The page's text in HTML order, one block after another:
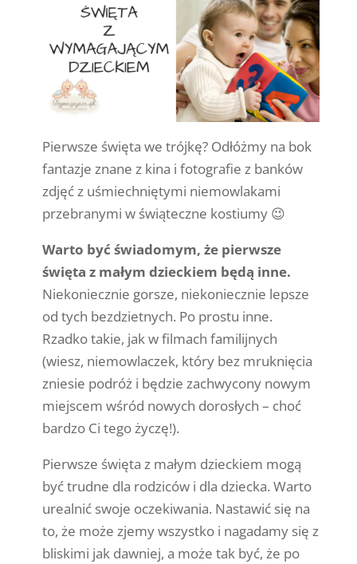
Pierwsze święta we trójkę? Odłóżmy na bok
fantazje znane z kina i fotografie z banków
zdjęć z uśmiechniętymi niemowlakami
przebranymi w świąteczne kostiumy 😉
Warto być świadomym, że pierwsze
święta z małym dzieckiem będą inne.
Niekoniecznie gorsze, niekoniecznie lepsze
od tych bezdzietnych. Po prostu inne.
Rzadko takie, jak w filmach familijnych
(wiesz, niemowlaczek, który bez mruknięcia
zniesie podróż i będzie zachwycony nowym
miejscem wśród nowych dorosłych – choć
bardzo Ci tego życzę!).
Pierwsze święta z małym dzieckiem mogą
być trudne dla rodziców i dla dziecka. Warto
urealnić swoje oczekiwania. Nastawić się na
to, że może zjemy wszystko i nagadamy się z
bliskimi jak dawniej, a może tak być, że po